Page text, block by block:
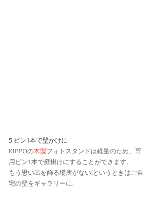
5.ピン1本で​壁かけに
KIPPOの木製フォトスタンドは軽量のため、専
用ピン1本で壁掛けにすることができます。
もう思い出を飾る場所がない!というときはご自
宅の壁をギャラリーに。